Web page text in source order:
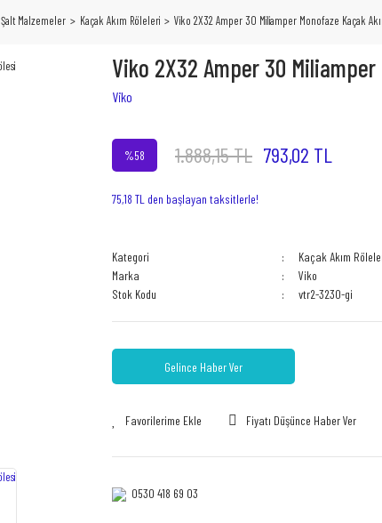
Şalt Malzemeler Kaçak Akım Röleleri Viko 2X32 Amper 30 Miliamper Monofaze Kaçak
Viko 2X32 Amper 30
Viko
%58 1.888,15 TL 793,02 TL
75,18 TL den başlayan taksitlerle!
Kategori
Kaçak Akım
Marka
Viko
Stok Kodu
vtr2-3230-gi
Gelince Haber Ver
Fiyatı Düşünce Haber Ver
0530 418 69 03‎‎